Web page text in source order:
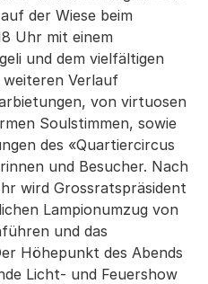
der Wiese beim
Uhr mit einem
und dem vielfältigen
Verlauf
von virtuosen
Soulstimmen, sowie
des «Quartiercircus
und Besucher. Nach
wird Grossratspräsident
Lampionumzug von
und das
Höhepunkt des Abends
Licht- und Feuershow